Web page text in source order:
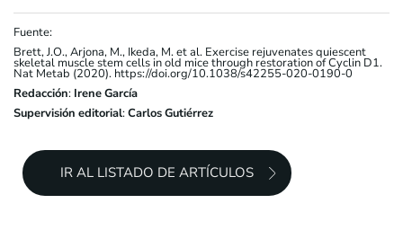
Fuente:
Brett, J.O., Arjona, M., Ikeda, M. et al. Exercise rejuvenates quiescent
skeletal muscle stem cells in old mice through restoration of Cyclin D1.
Nat Metab (2020). https://doi.org/10.1038/s42255-020-0190-0
Redacción: Irene García
Supervisión editorial:Carlos Gutiérrez
IR AL LISTADO DE ARTÍCULOS